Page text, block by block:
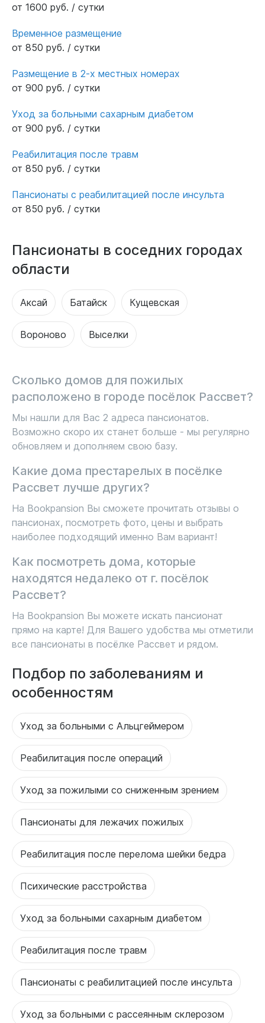
от 1600 руб. / сутки
Временное размещение
от 850 руб. / сутки
Размещение в 2-х местных номерах
от 900 руб. / сутки
Уход за больными сахарным диабетом
от 900 руб. / сутки
Реабилитация после травм
от 850 руб. / сутки
Пансионаты с реабилитацией после инсульта
от 850 руб. / сутки
Пансионаты в соседних городах
области
Аксай Батайск Кущевская
Вороново Выселки
Сколько домов для пожилых
расположено в городе посёлок Рассвет?
Мы нашли для Вас 2 адреса пансионатов.
Возможно скоро их станет больше - мы регулярно
обновляем и дополняем свою базу.
Какие дома престарелых в посёлке
Рассвет лучше других?
На Bookpansion Вы сможете прочитать отзывы о
пансионах, посмотреть фото, цены и выбрать
наиболее подходящий именно Вам вариант!
Как посмотреть дома, которые
находятся недалеко от г. посёлок
Рассвет?
На Bookpansion Вы можете искать пансионат
прямо на карте! Для Вашего удобства мы отметили
все пансионаты в посёлке Рассвет и рядом.
Подбор по заболеваниям и
особенностям
Уход за больными с Альцгеймером
Реабилитация после операций
Уход за пожилыми со сниженным зрением
Пансионаты для лежачих пожилых
Реабилитация после перелома шейки бедра
Психические расстройства
Уход за больными сахарным диабетом
Реабилитация после травм
Пансионаты с реабилитацией после инсульта
Уход за больными с рассеянным склерозом